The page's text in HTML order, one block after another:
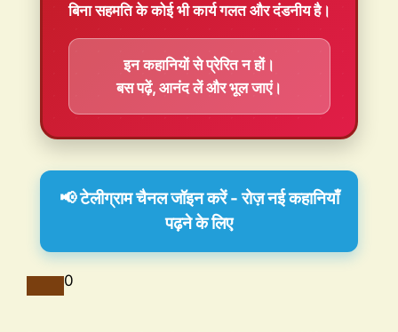
बिना सहमति के कोई भी कार्य गलत और दंडनीय है।
इन कहानियों से प्रेरित न हों।
बस पढ़ें, आनंद लें और भूल जाएं।
📢 टेलीग्राम चैनल जॉइन करें - रोज़ नई कहानियाँ
पढ़ने के लिए
0